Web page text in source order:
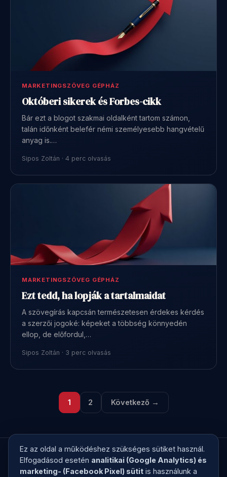
MARKETINGSZÖVEG GÉPHÁZ
Októberi sikerek és Forbes-cikk
Bár ezt a blogot szakmai oldalként tartom számon,
talán időnként belefér némi személyesebb hangvételű
anyag is.…
Sipos Zoltán · 4 perc olvasás
MARKETINGSZÖVEG GÉPHÁZ
Ezt tedd, ha lopják a tartalmaidat
A szövegírás kapcsán természetesen érdekes kérdés
a szerzői jogoké: képeket a többség könnyedén
ellop, de előfordul,…
Sipos Zoltán · 3 perc olvasás
1 2 Következő →
Ez az oldal a működéshez szükséges sütiket használ.
Elfogadásod esetén analitikai (Google Analytics) és
marketing- (Facebook Pixel) sütit is használunk a